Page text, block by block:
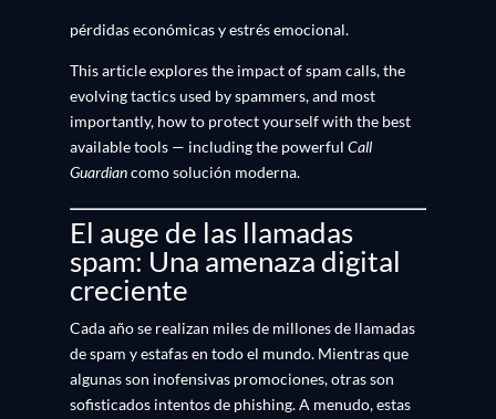
pérdidas económicas y estrés emocional.
This article explores the impact of spam calls, the
evolving tactics used by spammers, and most
importantly, how to protect yourself with the best
available tools — including the powerful Call
Guardiancomo solución moderna.
El auge de las llamadas
spam: Una amenaza digital
creciente
Cada año se realizan miles de millones de llamadas
de spam y estafas en todo el mundo. Mientras que
algunas son inofensivas promociones, otras son
sofisticados intentos de phishing. A menudo, estas